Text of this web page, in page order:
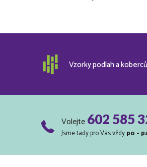
Vzorky podlah a koberců
Volejte602 585
Jsme tady pro Vás vždy po -